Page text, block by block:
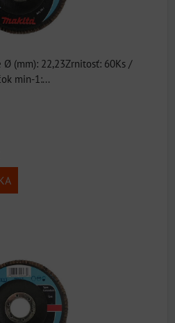
(mm): 22,23Zrnitosť: 60Ks /
min-1:...